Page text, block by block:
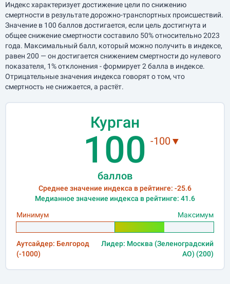
Индекс характеризует достижение цели по снижению
смертности в результате дорожно-транспортных происшествий.
Значение в 100 баллов достигается, если цель достигнута и
общее снижение смертности составило 50% относительно 2023
года. Максимальный балл, который можно получить в индексе,
равен 200 — он достигается снижением смертности до нулевого
показателя, 1% отклонения - формирует 2 балла в индексе.
Отрицательные значения индекса говорят о том, что
смертность не снижается, а растёт.
Курган
100
баллов
-100▼
Среднее значение индекса в рейтинге: -25.6
Медианное значение индекса в рейтинге: 41.6
Минимум
Максимум
Аутсайдер: Белгород
(-1000)
Лидер: Москва (Зеленоградский
АО) (200)